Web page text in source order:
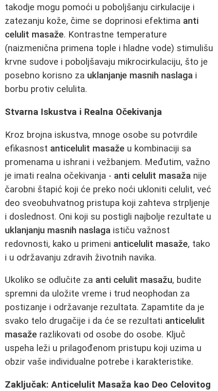
takodje mogu pomoći u poboljšanju cirkulacije i
zatezanju kože, čime se doprinosi efektima anti
celulit masaže. Kontrastne temperature
(naizmenična primena tople i hladne vode) stimulišu
krvne sudove i poboljšavaju mikrocirkulaciju, što je
posebno korisno za uklanjanje masnih naslaga i
borbu protiv celulita.
Stvarna Iskustva i Realna Očekivanja
Kroz brojna iskustva, mnoge osobe su potvrdile
efikasnost anticelulit masaže u kombinaciji sa
promenama u ishrani i vežbanjem. Međutim, važno
je imati realna očekivanja - anti celulit masaža nije
čarobni štapić koji će preko noći ukloniti celulit, već
deo sveobuhvatnog pristupa koji zahteva strpljenje
i doslednost. Oni koji su postigli najbolje rezultate u
uklanjanju masnih naslaga ističu važnost
redovnosti, kako u primeni anticelulit masaže, tako
i u održavanju zdravih životnih navika.
Ukoliko se odlučite za anti celulit masažu, budite
spremni da uložite vreme i trud neophodan za
postizanje i održavanje rezultata. Zapamtite da je
svako telo drugačije i da će se rezultati anticelulit
masaže razlikovati od osobe do osobe. Ključ
uspeha leži u prilagođenom pristupu koji uzima u
obzir vaše individualne potrebe i karakteristike.
Zaključak: Anticelulit Masaža kao Deo Celovitog